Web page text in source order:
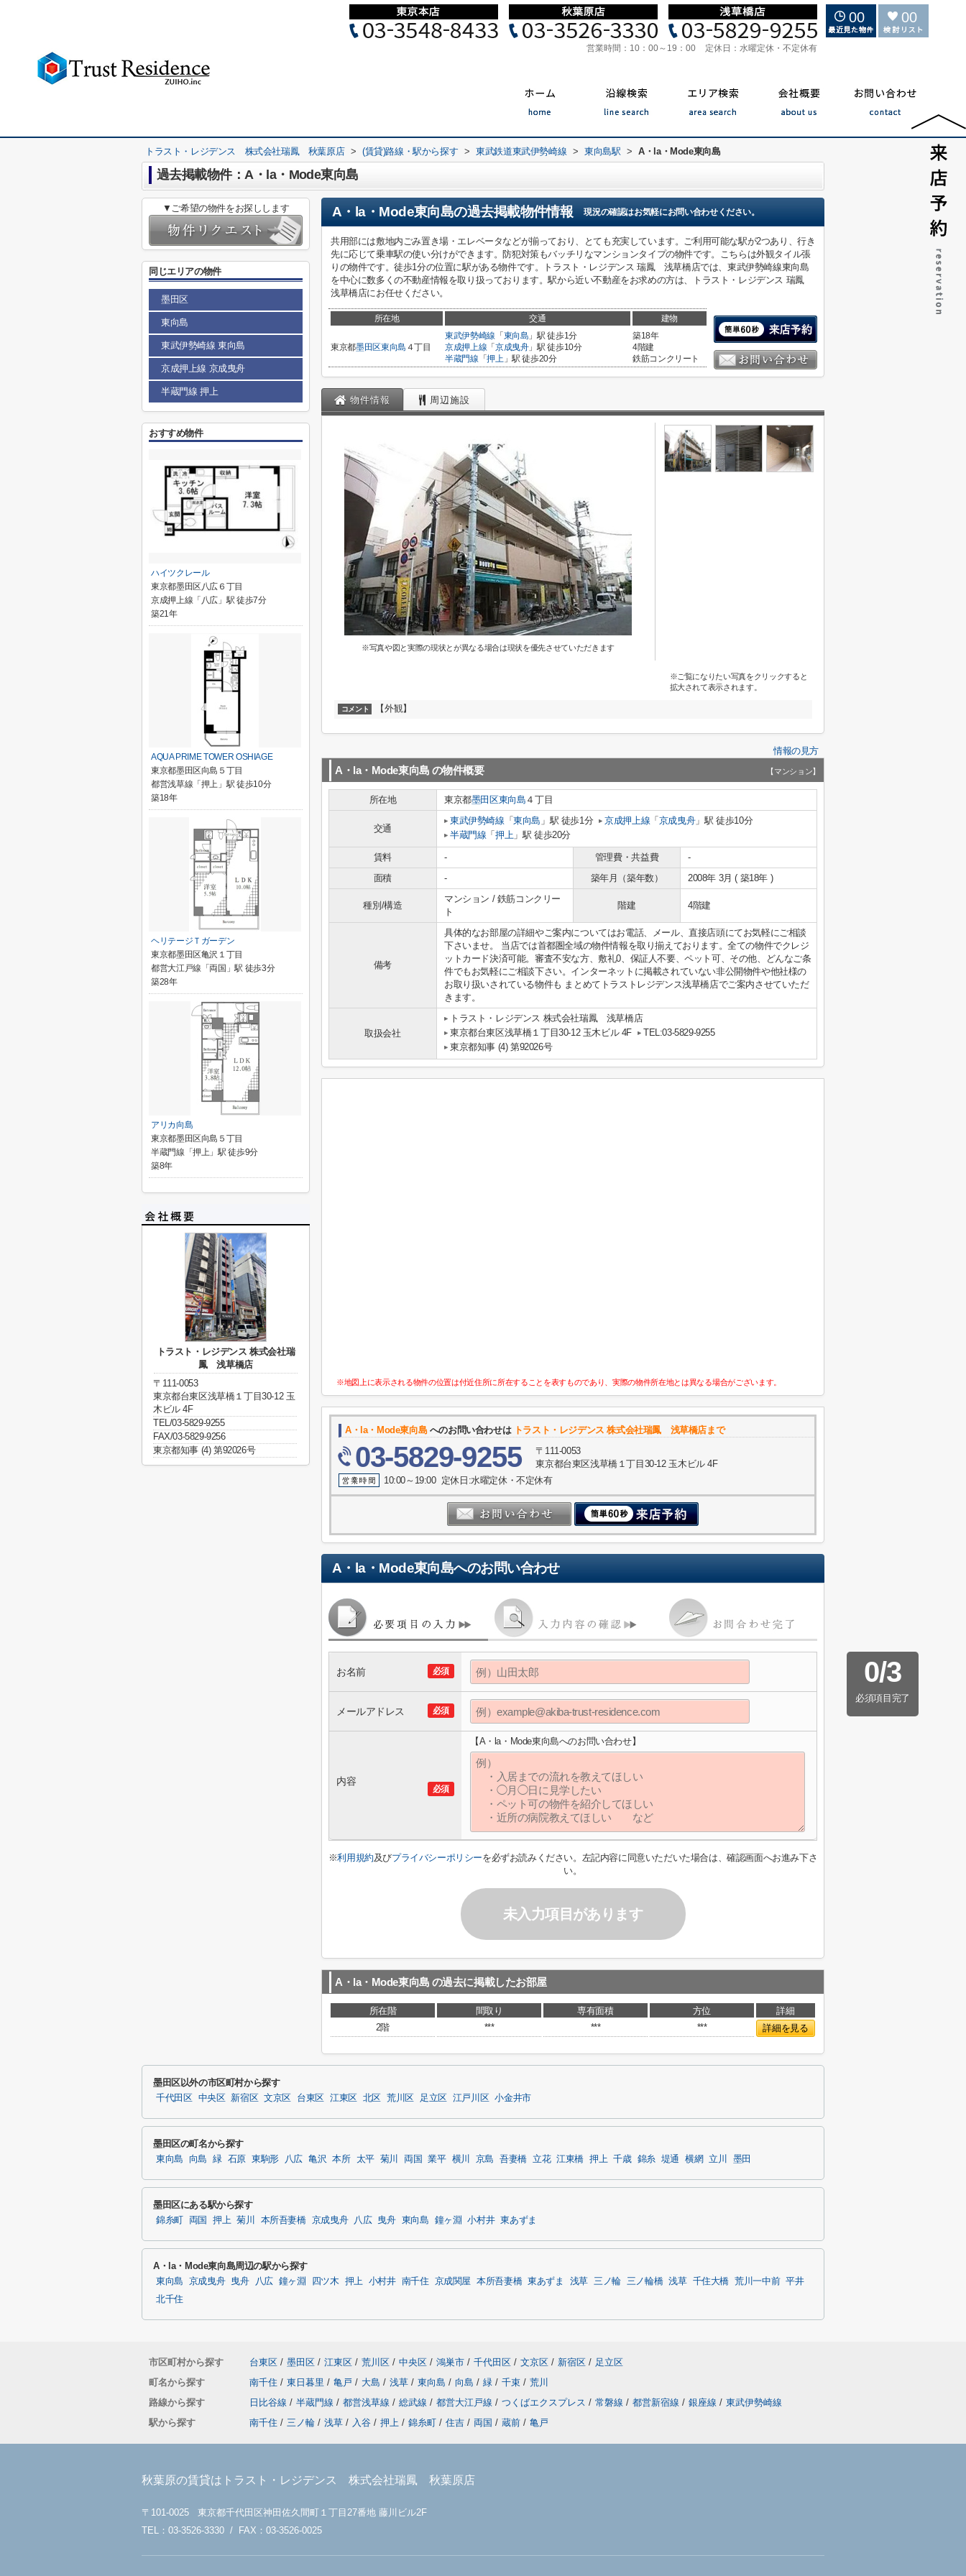
営業時間： 10：00～19：00 定休日： 水曜定休・不定休有
00 00
トラスト・レジデンス 株式会社瑞鳳 秋葉原店 > (賃貸)路線・駅から探す > 東武鉄道東武伊勢崎線 > 東向島駅 > A・la・Mode東向島
過去掲載物件：A・la・Mode東向島
A・la・Mode東向島の過去掲載物件情報 現況の確認はお気軽にお問い合わせください。
共用部には敷地内ごみ置き場・エレベータなどが揃っており、とても充実しています。ご利用可能な駅が2つあり、行き
先に応じて乗車駅の使い分けができます。防犯対策もバッチリなマンションタイプの物件です。こちらは外観タイル張
りの物件です。徒歩1分の位置に駅がある物件です。トラスト・レジデンス 瑞鳳 浅草橋店では、東武伊勢崎線東向島
を中心に数多くの不動産情報を取り扱っております。駅から近い不動産をお求めの方は、トラスト・レジデンス 瑞鳳
浅草橋店にお任せください。
所在地 交通 建物
東京都墨田区東向島 ４丁目
東武伊勢崎線 「 東向島 」駅 徒歩1分
京成押上線 「 京成曳舟」駅 徒歩10分
半蔵門線 「押上」駅 徒歩20分
築18年
4階建
鉄筋コンクリート
物件情報 周辺施設
※写真や図と実際の現状とが異なる場合は現状を優先させていただきます
※ご覧になりたい写真をクリックすると
拡大されて表示されます。
コメント 【外観】
情報の見方
A・la・Mode東向島 の物件概要 【マンション】
所在地 東京都墨田区東向島 ４丁目
交通
東武伊勢崎線 「東向島 」駅 徒歩1分 京成押上線 「 京成曳舟」駅 徒歩10分
半蔵門線 「押上」駅 徒歩20分
賃料 - 管理費・共益費
-
面積
- 築年月（築年数） 2008年 3月 ( 築18年 )
種別/構造
マンション / 鉄筋コンクリー
ト
階建 4階建
備考
具体的なお部屋の詳細やご案内についてはお電話、メール、直接店頭にてお気軽にご相談
下さいませ。 当店では首都圏全域の物件情報を取り揃えております。全ての物件でクレジ
ットカード決済可能。審査不安な方、敷礼0、保証人不要、ペット可、その他、どんなご条
件でもお気軽にご相談下さい。インターネットに掲載されていない非公開物件や他社様の
お取り扱いされている物件も まとめてトラストレジデンス浅草橋店でご案内させていただ
きます。
取扱会社
トラスト・レジデンス 株式会社瑞鳳 浅草橋店
東京都台東区浅草橋１丁目30-12 玉木ビル 4F
TEL:03-5829-9255
東京都知事 (4) 第92026号
※地図上に表示される物件の位置は付近住所に所在することを表すものであり、実際の物件所在地とは異なる場合がございます。
A・la・Mode東向島へのお問い合わせは トラスト・レジデンス 株式会社瑞鳳 浅草橋店まで
03-5829-9255
〒111-0053
東京都台東区浅草橋１丁目30-12 玉木ビル 4F
10:00～19:00 定休日:水曜定休・不定休有
A・la・Mode東向島へのお問い合わせ
0/3
必須項目完了
必須
お名前
必須
メールアドレス
必須
内容
【A・la・Mode東向島へのお問い合わせ】
※利用規約及びプライバシーポリシーを必ずお読みください。左記内容に同意いただいた場合は、確認画面へお進み下さ
い。
未入力項目があります
A・la・Mode東向島 の過去に掲載したお部屋
所在階 間取り 専有面積 方位
詳細
2階
*** *** *** 詳細を見る
▼ご希望の物件をお探しします
同じエリアの物件
墨田区
東向島
東武伊勢崎線 東向島
京成押上線 京成曳舟
半蔵門線 押上
おすすめ物件
ハイツクレール
東京都墨田区八広６丁目
京成押上線「八広」駅 徒歩7分
築21年
AQUA PRIME TOWER OSHIAGE
東京都墨田区向島５丁目
都営浅草線「押上」駅 徒歩10分
築18年
ヘリテージＴガーデン
東京都墨田区亀沢１丁目
都営大江戸線「両国」駅 徒歩3分
築28年
アリカ向島
東京都墨田区向島５丁目
半蔵門線「押上」駅 徒歩9分
築8年
トラスト・レジデンス 株式会社瑞
鳳 浅草橋店
〒111-0053
東京都台東区浅草橋１丁目30-12 玉
木ビル 4F
TEL/03-5829-9255
FAX/03-5829-9256
東京都知事 (4) 第92026号
墨田区以外の市区町村から探す
千代田区 中央区 新宿区 文京区 台東区 江東区 北区 荒川区 足立区 江戸川区 小金井市
墨田区の町名から探す
東向島 向島 緑 石原 東駒形 八広 亀沢 本所 太平 菊川 両国 業平 横川 京島 吾妻橋 立花 江東橋 押上 千歳 錦糸 堤通 横網 立川 墨田
墨田区にある駅から探す
錦糸町 両国 押上 菊川 本所吾妻橋 京成曳舟 八広 曳舟 東向島 鐘ヶ淵 小村井 東あずま
A・la・Mode東向島周辺の駅から探す
東向島 京成曳舟 曳舟 八広 鐘ヶ淵 四ツ木 押上 小村井 南千住 京成関屋 本所吾妻橋 東あずま 浅草 三ノ輪 三ノ輪橋 浅草 千住大橋 荒川一中前 平井
北千住
市区町村から探す 台東区 / 墨田区 / 江東区 / 荒川区 / 中央区 / 鴻巣市 / 千代田区 / 文京区 / 新宿区 / 足立区
町名から探す
南千住 / 東日暮里 / 亀戸 / 大島 / 浅草 / 東向島 / 向島 / 緑 / 千束 / 荒川
路線から探す
日比谷線 / 半蔵門線 / 都営浅草線 / 総武線 / 都営大江戸線 / つくばエクスプレス / 常磐線 / 都営新宿線 / 銀座線 / 東武伊勢崎線
駅から探す
南千住 / 三ノ輪 / 浅草 / 入谷 / 押上 / 錦糸町 / 住吉 / 両国 / 蔵前 / 亀戸
秋葉原の賃貸はトラスト・レジデンス 株式会社瑞鳳 秋葉原店
〒101-0025 東京都千代田区神田佐久間町１丁目27番地 藤川ビル2F
TEL：03-3526-3330 / FAX：03-3526-0025